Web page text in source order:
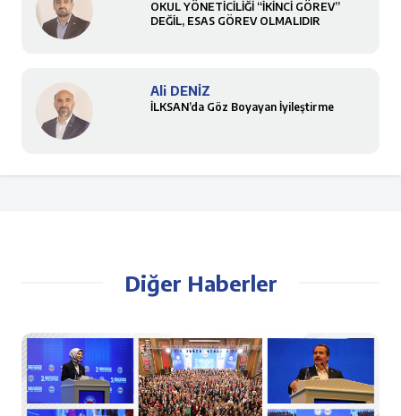
OKUL YÖNETİCİLİĞİ “İKİNCİ GÖREV”
DEĞİL, ESAS GÖREV OLMALIDIR
Ali DENİZ
İLKSAN’da Göz Boyayan İyileştirme
Diğer Haberler